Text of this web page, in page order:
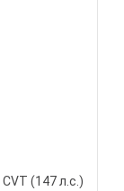
(147 л.с.)